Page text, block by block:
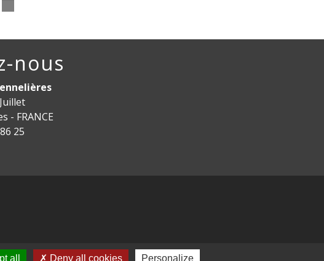
nous
- FRANCE
25
all Deny all cookies Personalize